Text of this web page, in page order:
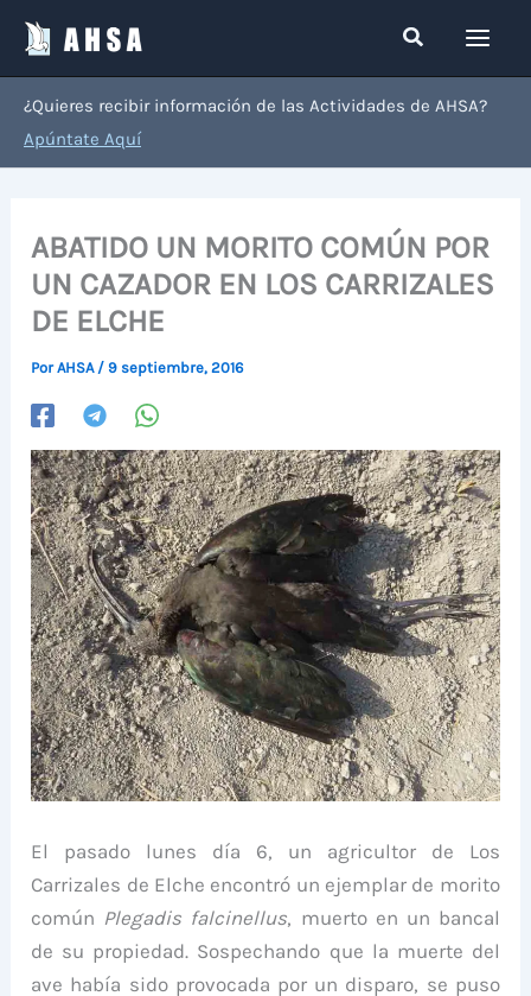
contenido
Buscar
¿Quieres recibir información de las Actividades de AHSA?
Apúntate Aquí
ABATIDO UN MORITO COMÚN POR
UN CAZADOR EN LOS CARRIZALES
DE ELCHE
PorAHSA / 9 septiembre, 2016
El pasado lunes día 6, un agricultor de Los
Carrizales de Elche encontró un ejemplar de morito
común Plegadis falcinellus, muerto en un bancal
de su propiedad. Sospechando que la muerte del
ave había sido provocada por un disparo, se puso